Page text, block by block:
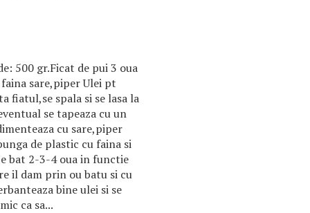
500 gr.Ficat de pui 3 oua
sare,piper Ulei pt
fiatul,se spala si se lasa la
se tapeaza cu un
cu sare,piper
de plastic cu faina si
bat 2-3-4 oua in functie
il dam prin ou batu si cu
bine ulei si se
ca sa...